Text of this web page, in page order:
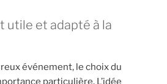
utile et adapté à la
événement, le choix du
particulière. L’idée